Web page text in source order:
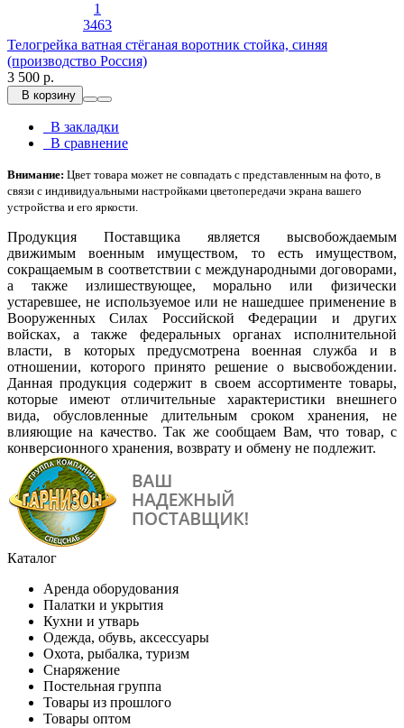
1
3463
Телогрейка ватная стёганая воротник стойка, синяя
(производство Россия)
3 500 р.
В корзину
В закладки
В сравнение
Внимание: Цвет товара может не совпадать с представленным на фото, в
связи с индивидуальными настройками цветопередачи экрана вашего
устройства и его яркости.
Продукция Поставщика является высвобождаемым
движимым военным имуществом, то есть имуществом,
сокращаемым в соответствии с международными договорами,
а также излишествующее, морально или физически
устаревшее, не используемое или не нашедшее применение в
Вооруженных Силах Российской Федерации и других
войсках, а также федеральных органах исполнительной
власти, в которых предусмотрена военная служба и в
отношении, которого принято решение о высвобождении.
Данная продукция содержит в своем ассортименте товары,
которые имеют отличительные характеристики внешнего
вида, обусловленные длительным сроком хранения, не
влияющие на качество. Так же сообщаем Вам, что товар, с
конверсионного хранения, возврату и обмену не подлежит.
Каталог
Аренда оборудования
Палатки и укрытия
Кухни и утварь
Одежда, обувь, аксессуары
Охота, рыбалка, туризм
Снаряжение
Постельная группа
Товары из прошлого
Товары оптом